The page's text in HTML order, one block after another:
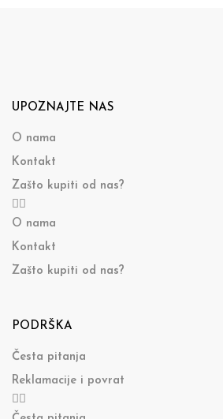
UPOZNAJTE NAS
O nama
Kontakt
Zašto kupiti od nas?
O nama
Kontakt
Zašto kupiti od nas?
PODRŠKA
Česta pitanja
Reklamacije i povrat